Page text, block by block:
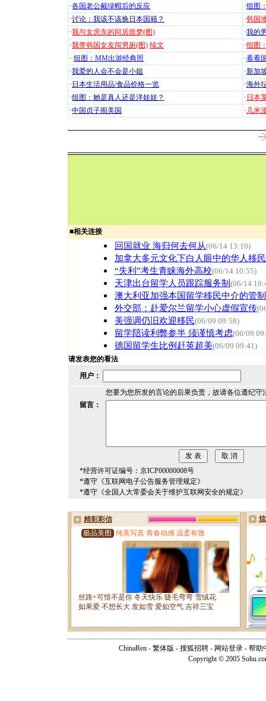
·各国老公戴绿帽后的反应 ·组图
·讨论：我该不该换日本国籍？ ·韩国
·我与女房东的同居噩梦(图) ·我的
·我带韩国女友闯男厕(图) 续文 ·组图
· 组图：MM出游经典照 ·看看
·我爱的人会不会是小姐 ·新加
· 日本生活用品/食品价格一览 ·海外
·组图：她是真人还是洋娃娃？ · 日本
·中国贞子闹美国 · 几米
■相关连接
回国就业 海归何去何从(06/14 13:10)
加拿大多元文化下白人眼中的华人移民
“失利”考生青睐海外高校(06/14 10:55)
天津出台留学人员跟踪服务制 (06/14
澳大利亚加强本国留学移民中介的管制
外交部：赴爱尔兰留学小心虚假宣传
美强调仍旧欢迎移民(06/09 09:58)
留学陪读利弊参半 须谨慎考虑(06/09
德国留学生比例赶英超美(06/09 09:41)
请发表您的看法
用户：
您要为您所发的言论的后果负责，故请各位遵纪守
留言：
*经营许可证编号：京ICP00000008号
*遵守《互联网电子公告服务管理规定》
*遵守《全国人大常委会关于维护互联网安全的规定》
ChinaRen - 繁体版 - 搜狐招聘 - 网站登录 - 帮助
Copyright © 2005